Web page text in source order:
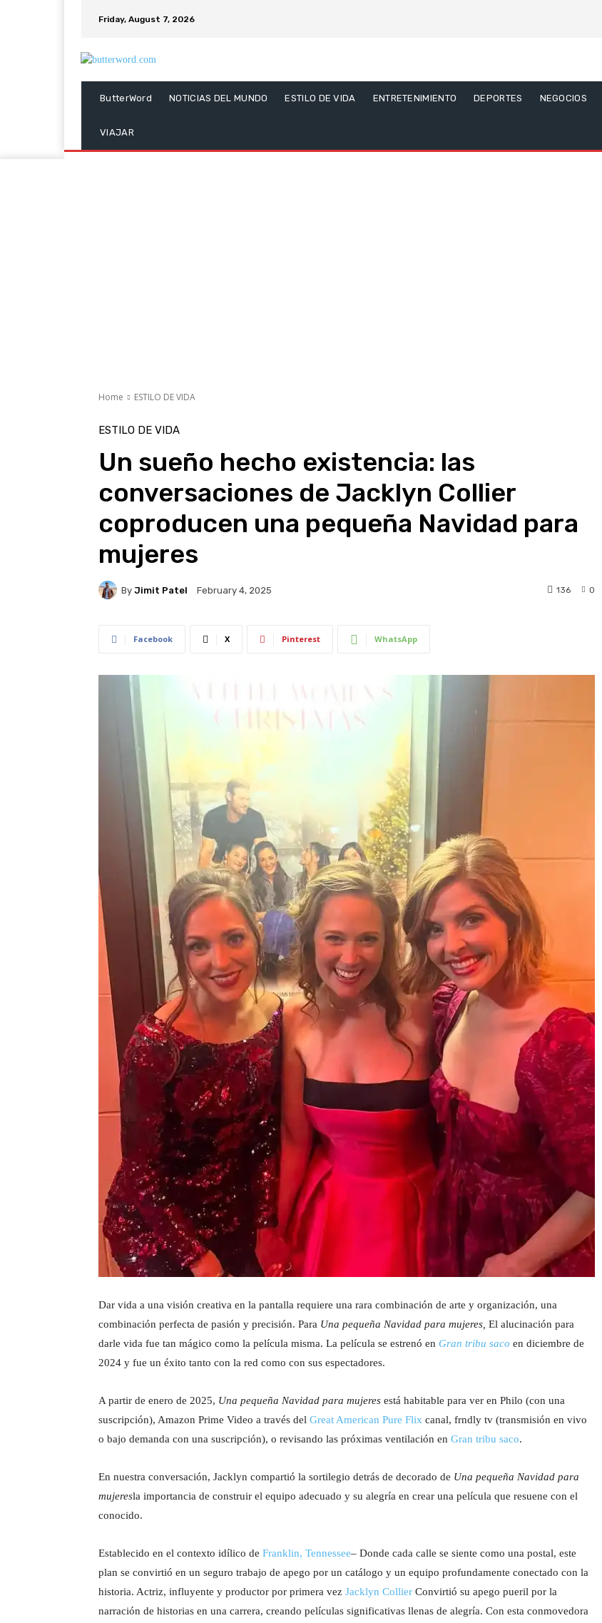
Friday, August 7, 2026
ButterWord NOTICIAS DEL MUNDO ESTILO DE VIDA ENTRETENIMIENTO DEPORTES NEGOCIOS
VIAJAR
Home ESTILO DE VIDA
ESTILO DE VIDA
Un sueño hecho existencia: las
conversaciones de Jacklyn Collier
coproducen una pequeña Navidad para
mujeres
By Jimit Patel February 4, 2025 0
136
Facebook X Pinterest WhatsApp
Dar vida a una visión creativa en la pantalla requiere una rara combinación de arte y organización, una
combinación perfecta de pasión y precisión. Para Una pequeña Navidad para mujeres, El alucinación para
darle vida fue tan mágico como la película misma. La película se estrenó en Gran tribu saco en diciembre de
2024 y fue un éxito tanto con la red como con sus espectadores.
A partir de enero de 2025, Una pequeña Navidad para mujeres está habitable para ver en Philo (con una
suscripción), Amazon Prime Video a través del Great American Pure Flix canal, frndly tv (transmisión en vivo
o bajo demanda con una suscripción), o revisando las próximas ventilación en Gran tribu saco.
En nuestra conversación, Jacklyn compartió la sortilegio detrás de decorado de Una pequeña Navidad para
mujeresla importancia de construir el equipo adecuado y su alegría en crear una película que resuene con el
conocido.
Establecido en el contexto idílico de Franklin, Tennessee– Donde cada calle se siente como una postal, este
plan se convirtió en un seguro trabajo de apego por un catálogo y un equipo profundamente conectado con la
historia. Actriz, influyente y productor por primera vez Jacklyn Collier Convirtió su apego pueril por la
narración de historias en una carrera, creando películas significativas llenas de alegría. Con esta conmovedora